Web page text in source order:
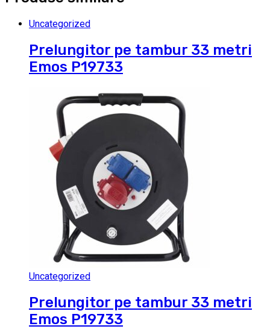
Uncategorized
Prelungitor pe tambur 33 metri
Emos P19733
Uncategorized
Prelungitor pe tambur 33 metri
Emos P19733